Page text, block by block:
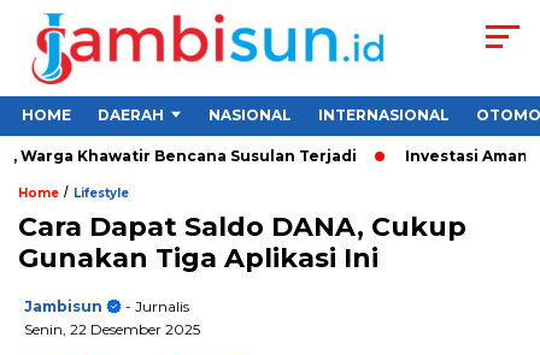
HOME DAERAH NASIONAL INTERNASIONAL
Khawatir Bencana Susulan Terjadi Investasi Aman
Home / Lifestyle
Cara Dapat Saldo DANA, Cukup
Gunakan Tiga Aplikasi Ini
Jambisun
- Jurnalis
Senin, 22 Desember 2025